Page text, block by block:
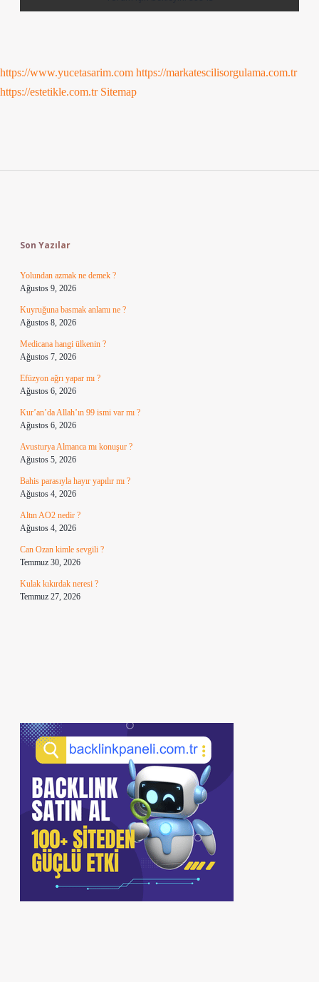
https://www.yucetasarim.com https://markatescilisorgulama.com.tr
https://estetikle.com.tr Sitemap
Son Yazılar
Yolundan azmak ne demek ?
Ağustos 9, 2026
Kuyruğuna basmak anlamı ne ?
Ağustos 8, 2026
Medicana hangi ülkenin ?
Ağustos 7, 2026
Efüzyon ağrı yapar mı ?
Ağustos 6, 2026
Kur’an’da Allah’ın 99 ismi var mı ?
Ağustos 6, 2026
Avusturya Almanca mı konuşur ?
Ağustos 5, 2026
Bahis parasıyla hayır yapılır mı ?
Ağustos 4, 2026
Altın AO2 nedir ?
Ağustos 4, 2026
Can Ozan kimle sevgili ?
Temmuz 30, 2026
Kulak kıkırdak neresi ?
Temmuz 27, 2026